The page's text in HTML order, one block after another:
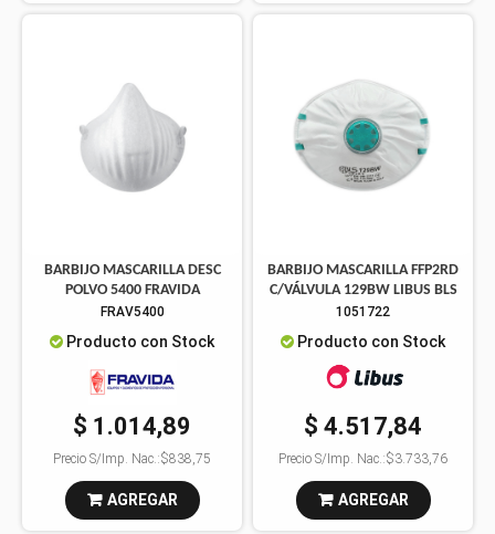
BARBIJO MASCARILLA DESC
POLVO 5400 FRAVIDA
FRAV5400
Producto con Stock
$ 1.014,89
Precio S/Imp. Nac.:$838,75
AGREGAR
BARBIJO MASCARILLA FFP2RD
C/VÁLVULA 129BW LIBUS BLS
1051722
Producto con Stock
$ 4.517,84
Precio S/Imp. Nac.:$3.733,76
AGREGAR